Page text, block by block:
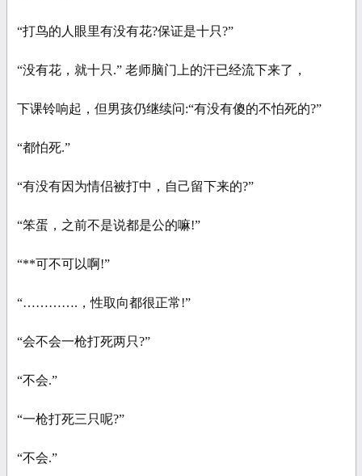
“打鸟的人眼里有没有花?保证是十只?”
“没有花，就十只.” 老师脑门上的汗已经流下来了，
下课铃响起，但男孩仍继续问:“有没有傻的不怕死的?”
“都怕死.”
“有没有因为情侣被打中，自己留下来的?”
“笨蛋，之前不是说都是公的嘛!”
“**可不可以啊!”
“………….，性取向都很正常!”
“会不会一枪打死两只?”
“不会.”
“一枪打死三只呢?”
“不会.”